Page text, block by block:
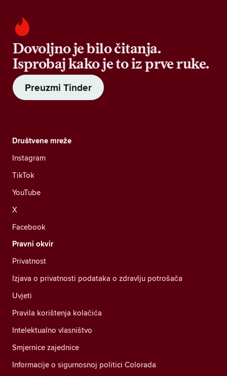
Dovoljno je bilo čitanja.
Isprobaj kako je to iz prve ruke.
Preuzmi Tinder
Društvene mreže
Instagram
TikTok
YouTube
X
Facebook
Pravni okvir
Privatnost
Izjava o privatnosti podataka o zdravlju potrošača
Uvjeti
Pravila korištenja kolačića
Intelektualno vlasništvo
Smjernice zajednice
Informacije o sigurnosnoj politici Colorada